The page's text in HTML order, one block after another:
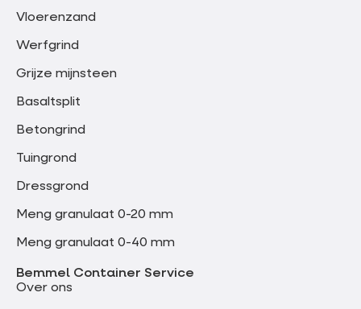
Vloerenzand
Werfgrind
Grijze mijnsteen
Basaltsplit
Betongrind
Tuingrond
Dressgrond
Meng granulaat 0-20 mm
Meng granulaat 0-40 mm
Bemmel Container Service
Over ons